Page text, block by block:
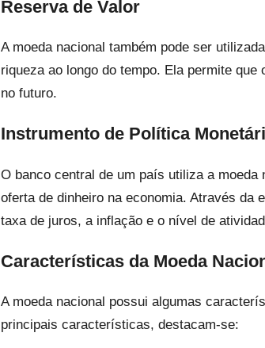
Reserva de Valor
A moeda nacional também pode ser
riqueza ao longo do tempo. Ela permite
no futuro.
Instrumento de Política
O banco central de um país utiliza a
oferta de dinheiro na economia. Através da
taxa de juros, a inflação e o nível de
Características da Moeda
A moeda nacional possui algumas
principais características, destacam-se: